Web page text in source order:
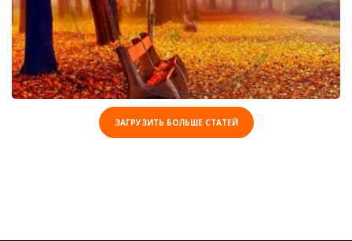
ЗАГРУЗИТЬ БОЛЬШЕ СТАТЕЙ